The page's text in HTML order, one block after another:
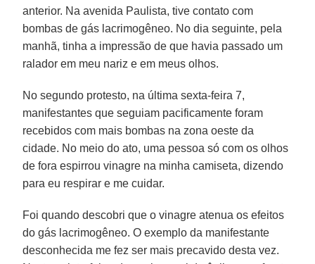
anterior. Na avenida Paulista, tive contato com
bombas de gás lacrimogêneo. No dia seguinte, pela
manhã, tinha a impressão de que havia passado um
ralador em meu nariz e em meus olhos.
No segundo protesto, na última sexta-feira 7,
manifestantes que seguiam pacificamente foram
recebidos com mais bombas na zona oeste da
cidade. No meio do ato, uma pessoa só com os olhos
de fora espirrou vinagre na minha camiseta, dizendo
para eu respirar e me cuidar.
Foi quando descobri que o vinagre atenua os efeitos
do gás lacrimogêneo. O exemplo da manifestante
desconhecida me fez ser mais precavido desta vez.